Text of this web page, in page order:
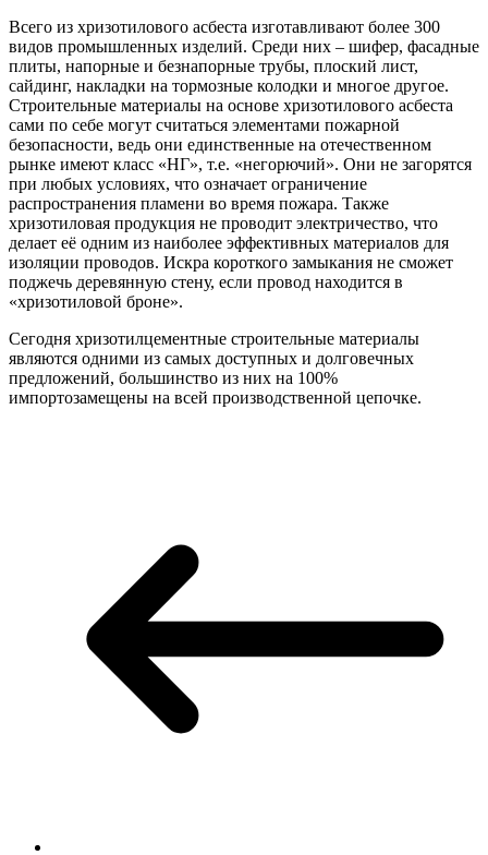
Всего из хризотилового асбеста изготавливают более 300
видов промышленных изделий. Среди них – шифер, фасадные
плиты, напорные и безнапорные трубы, плоский лист,
сайдинг, накладки на тормозные колодки и многое другое.
Строительные материалы на основе хризотилового асбеста
сами по себе могут считаться элементами пожарной
безопасности, ведь они единственные на отечественном
рынке имеют класс «НГ», т.е. «негорючий». Они не загорятся
при любых условиях, что означает ограничение
распространения пламени во время пожара. Также
хризотиловая продукция не проводит электричество, что
делает её одним из наиболее эффективных материалов для
изоляции проводов. Искра короткого замыкания не сможет
поджечь деревянную стену, если провод находится в
«хризотиловой броне».
Сегодня хризотилцементные строительные материалы
являются одними из самых доступных и долговечных
предложений, большинство из них на 100%
импортозамещены на всей производственной цепочке.